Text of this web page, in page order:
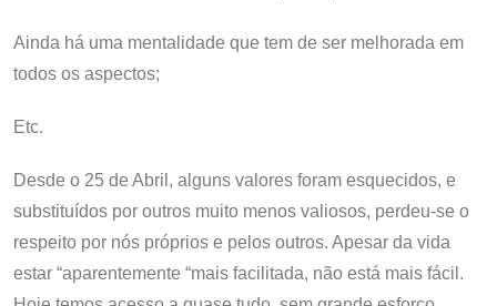
Ainda há uma mentalidade que tem de ser melhorada em
todos os aspectos;
Etc.
Desde o 25 de Abril, alguns valores foram esquecidos, e
substituídos por outros muito menos valiosos, perdeu-se o
respeito por nós próprios e pelos outros. Apesar da vida
estar “aparentemente “mais facilitada, não está mais fácil.